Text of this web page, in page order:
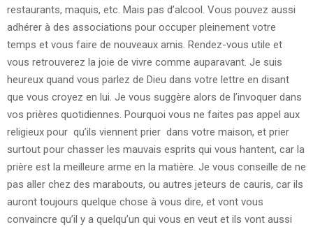
restaurants, maquis, etc. Mais pas d’alcool. Vous pouvez aussi
adhérer à des associations pour occuper pleinement votre
temps et vous faire de nouveaux amis. Rendez-vous utile et
vous retrouverez la joie de vivre comme auparavant. Je suis
heureux quand vous parlez de Dieu dans votre lettre en disant
que vous croyez en lui. Je vous suggère alors de l’invoquer dans
vos prières quotidiennes. Pourquoi vous ne faites pas appel aux
religieux pour qu’ils viennent prier dans votre maison, et prier
surtout pour chasser les mauvais esprits qui vous hantent, car la
prière est la meilleure arme en la matière. Je vous conseille de ne
pas aller chez des marabouts, ou autres jeteurs de cauris, car ils
auront toujours quelque chose à vous dire, et vont vous
convaincre qu’il y a quelqu’un qui vous en veut et ils vont aussi